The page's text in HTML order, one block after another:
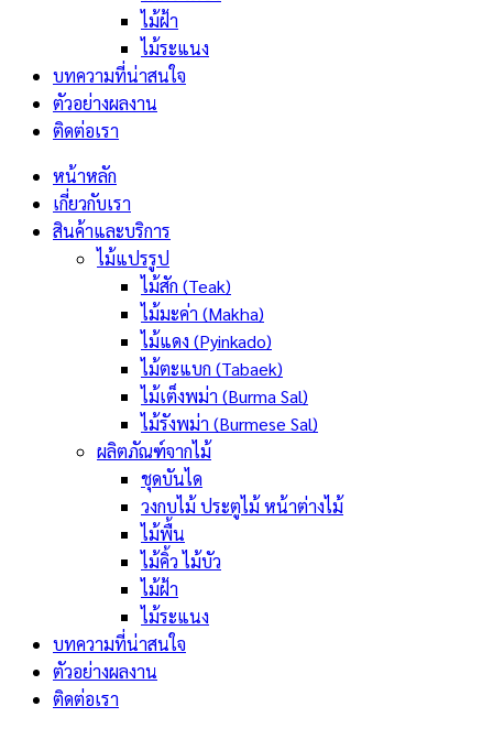
ไม้ฝ้า
ไม้ระแนง
บทความที่น่าสนใจ
ตัวอย่างผลงาน
ติดต่อเรา
หน้าหลัก
เกี่ยวกับเรา
สินค้าและบริการ
ไม้แปรรูป
ไม้สัก (Teak)
ไม้มะค่า (Makha)
ไม้แดง (Pyinkado)
ไม้ตะแบก (Tabaek)
ไม้เต็งพม่า (Burma Sal)
ไม้รังพม่า (Burmese Sal)
ผลิตภัณฑ์จากไม้
ชุดบันได
วงกบไม้ ประตูไม้ หน้าต่างไม้
ไม้พื้น
ไม้คิ้ว ไม้บัว
ไม้ฝ้า
ไม้ระแนง
บทความที่น่าสนใจ
ตัวอย่างผลงาน
ติดต่อเรา